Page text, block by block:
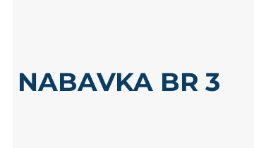
NABAVKA BR 3